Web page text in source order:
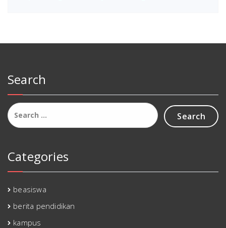
Search
Search
for:
Categories
beasiswa
berita pendidikan
kampus